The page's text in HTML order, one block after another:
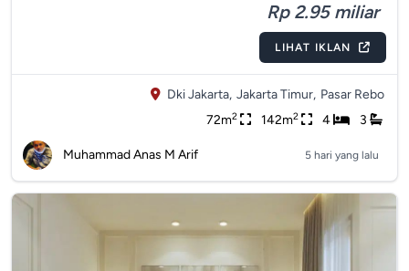
Rp 2.95 miliar
LIHAT IKLAN
Dki Jakarta, Jakarta Timur, Pasar Rebo
72m2 142m2 4 3
Muhammad Anas M Arif 5 hari yang lalu